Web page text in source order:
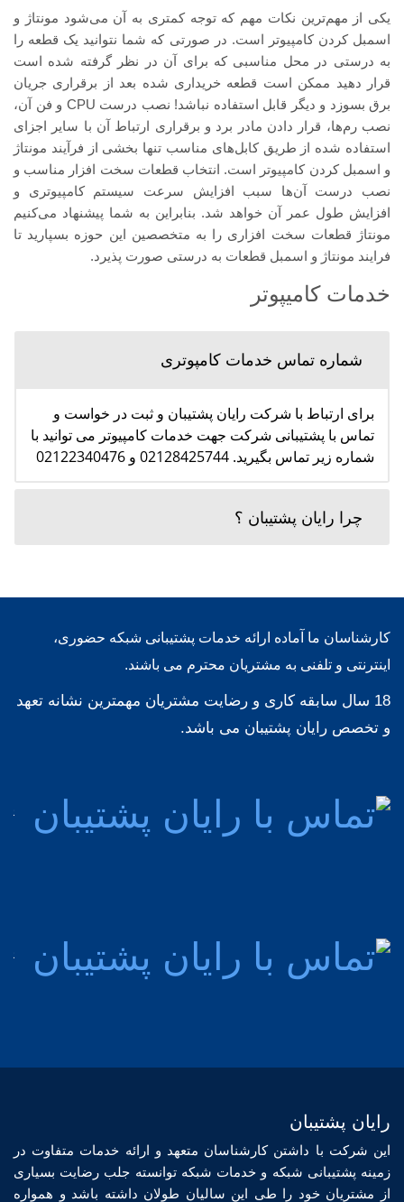
یکی از مهم‌ترین نکات مهم که توجه کمتری به آن می‌شود مونتاژ و
اسمبل کردن کامپیوتر است. در صورتی که شما نتوانید یک قطعه را
به درستی در محل مناسبی که برای آن در نظر گرفته شده است
قرار دهید ممکن است قطعه خریداری شده بعد از برقراری جریان
برق بسوزد و دیگر قابل استفاده نباشد! نصب درست CPU و فن آن،
نصب رم‌ها، قرار دادن مادر برد و برقراری ارتباط آن با سایر اجزای
استفاده شده از طریق کابل‌های مناسب تنها بخشی از فرآیند مونتاژ
و اسمبل کردن کامپیوتر است. انتخاب قطعات سخت افزار مناسب و
نصب درست آن‌ها سبب افزایش سرعت سیستم کامپیوتری و
افزایش طول عمر آن خواهد شد. بنابراین به شما پیشنهاد می‌کنیم
مونتاژ قطعات سخت افزاری را به متخصصین این حوزه بسپارید تا
فرایند مونتاژ و اسمبل قطعات به درستی صورت پذیرد.
خدمات کامیپوتر
شماره تماس خدمات کامپوتری
برای ارتباط با شرکت رایان پشتیبان و ثبت در خواست و
تماس با پشتیبانی شرکت جهت خدمات کامپیوتر می توانید با
شماره زیر تماس بگیرید. 02128425744 و 02122340476
چرا رایان پشتیبان ؟
کارشناسان ما آماده ارائه خدمات پشتیبانی شبکه حضوری،
اینترنتی و تلفنی به مشتریان محترم می باشند.
18 سال سابقه کاری و رضایت مشتریان مهمترین نشانه تعهد
و تخصص رایان پشتیبان می باشد.
رایان پشتیبان
این شرکت با داشتن کارشناسان متعهد و ارائه خدمات متفاوت در
زمینه پشتیبانی شبکه و خدمات شبکه توانسته جلب رضایت بسیاری
از مشتریان خود را طی این سالیان طولان داشته باشد و همواره